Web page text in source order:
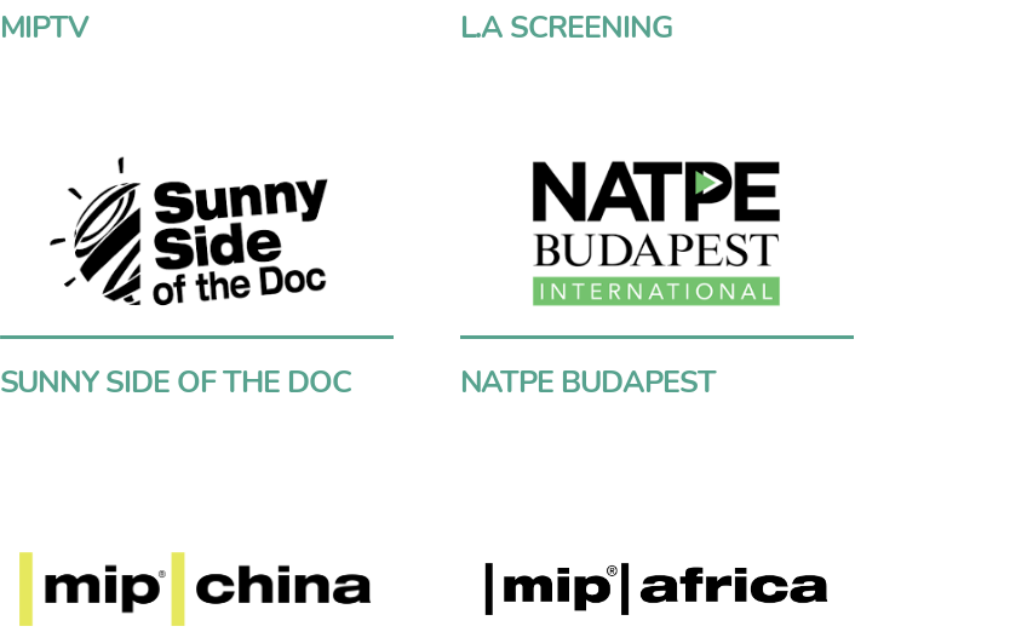
MIPTV L.A SCREENING
SUNNY SIDE OF THE DOC NATPE BUDAPEST